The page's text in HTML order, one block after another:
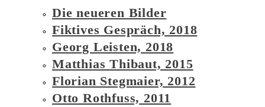
Die neueren Bilder
Fiktives Gespräch, 2018
Georg Leisten, 2018
Matthias Thibaut, 2015
Florian Stegmaier, 2012
Otto Rothfuss, 2011